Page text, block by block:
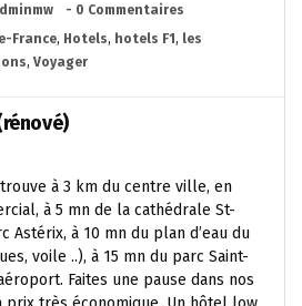
- 0 Commentaires
France, Hotels, hotels F1 , les
, Voyager
trouve à 3 km du centre ville, en
à 5 mn de la cathédrale St-
Astérix, à 10 mn du plan d’eau du
voile ..), à 15 mn du parc Saint-
Faites une pause dans nos